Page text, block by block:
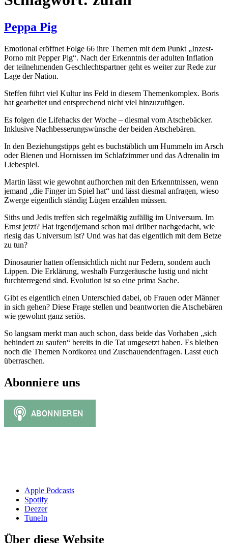
Peppa Pig
Emotional eröffnet Folge 66 ihre Themen mit dem Punkt „Inzest-
Porno mit Pepper Pig“. Nach der Erkenntnis der adulten Inflation
der teilnehmenden Geschlechtspartner geht es weiter zur Rede zur
Lage der Nation.
Steffen führt viel Kultur ins Feld in diesem Themenkomplex. Boris
hat gearbeitet und entsprechend nicht viel hinzuzufügen.
Es folgen die Lifehacks der Woche – diesmal vom Atschebäcker.
Inklusive Nachbesserungswünsche der beiden Atschebären.
In den Beziehungstipps geht es buchstäblich um Hummeln im Arsch
oder Bienen und Hornissen im Schlafzimmer und das Adrenalin im
Liebespiel.
Martin lässt wie gewohnt aufhorchen mit den Erkenntnissen, wenn
jemand „die Finger im Spiel hat“ und lässt diesmal anfragen, wieso
Zwerge eigentlich ständig Lügen erzählen müssen.
Siths und Jedis treffen sich regelmäßig zufällig im Universum. Im
Ernst jetzt? Hat irgendjemand schon mal drüber nachgedacht, wie
riesig das Universum ist? Und was hat das eigentlich mit dem Betze
zu tun?
Dinosaurier hatten offensichtlich nicht nur Federn, sondern auch
Lippen. Die Erklärung, weshalb Furzgeräusche lustig und nicht
furchterregend sind. Evolution ist so eine prima Sache.
Gibt es eigentlich einen Unterschied dabei, ob Frauen oder Männer
in sich gehen? Diese Frage stellen und beantworten die Atschebären
wie gewohnt ganz seriös.
So langsam merkt man auch schon, dass beide das Vorhaben „sich
behindert zu saufen“ bereits in die Tat umgesetzt haben. Es bleiben
noch die Themen Nordkorea und Zuschauendenfragen. Lasst euch
überraschen.
Abonniere uns
Apple Podcasts
Spotify
Deezer
TuneIn
Über diese Website